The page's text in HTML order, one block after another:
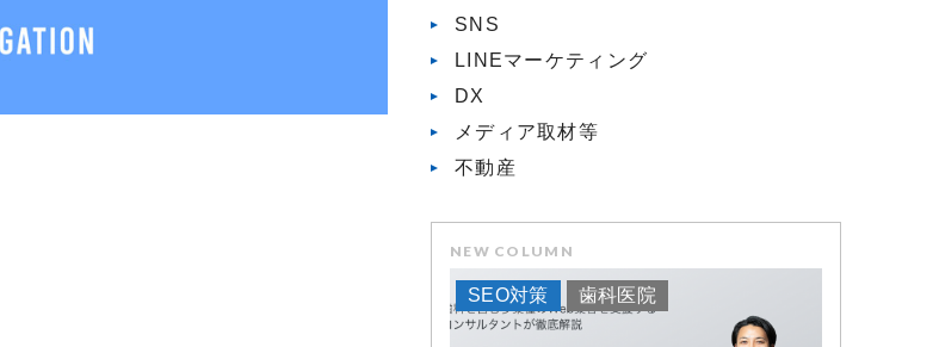
SNS
LINEマーケティング
DX
メディア取材等
不動産
NEW COLUMN
SEO対策 歯科医院